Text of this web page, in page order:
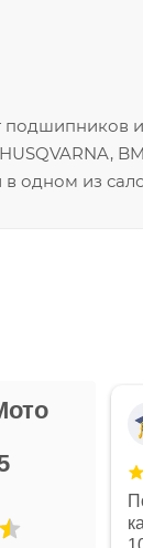
и
HUSQVARNA,
одном из